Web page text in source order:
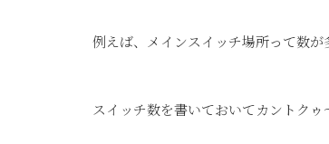
例えば、メインスイッチ場所って数が
スイッチ数を書いておいてカントク